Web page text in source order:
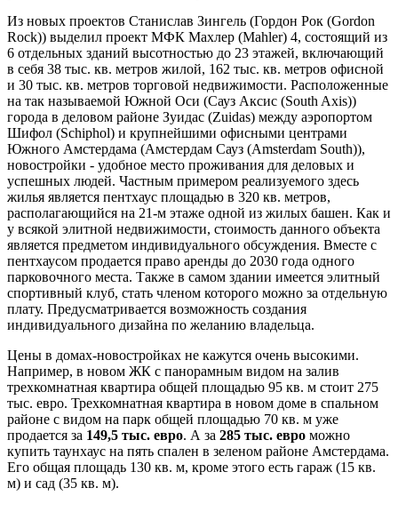
Из новых проектов Станислав Зингель (Гордон Рок (Gordon
Rock)) выделил проект МФК Махлер (Mahler) 4, состоящий из
6 отдельных зданий высотностью до 23 этажей, включающий
в себя 38 тыс. кв. метров жилой, 162 тыс. кв. метров офисной
и 30 тыс. кв. метров торговой недвижимости. Расположенные
на так называемой Южной Оси (Сауз Аксис (South Axis))
города в деловом районе Зуидас (Zuidas) между аэропортом
Шифол (Schiphol) и крупнейшими офисными центрами
Южного Амстердама (Амстердам Сауз (Amsterdam South)),
новостройки - удобное место проживания для деловых и
успешных людей. Частным примером реализуемого здесь
жилья является пентхаус площадью в 320 кв. метров,
располагающийся на 21-м этаже одной из жилых башен. Как и
у всякой элитной недвижимости, стоимость данного объекта
является предметом индивидуального обсуждения. Вместе с
пентхаусом продается право аренды до 2030 года одного
парковочного места. Также в самом здании имеется элитный
спортивный клуб, стать членом которого можно за отдельную
плату. Предусматривается возможность создания
индивидуального дизайна по желанию владельца.
Цены в домах-новостройках не кажутся очень высокими.
Например, в новом ЖК с панорамным видом на залив
трехкомнатная квартира общей площадью 95 кв. м стоит 275
тыс. евро. Трехкомнатная квартира в новом доме в спальном
районе с видом на парк общей площадью 70 кв. м уже
продается за 149,5 тыс. евро. А за 285 тыс. евро можно
купить таунхаус на пять спален в зеленом районе Амстердама.
Его общая площадь 130 кв. м, кроме этого есть гараж (15 кв.
м) и сад (35 кв. м).